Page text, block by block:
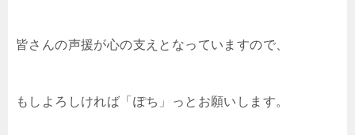
皆さんの声援が心の支えとなっていますので、
もしよろしければ「ぽち」っとお願いします。